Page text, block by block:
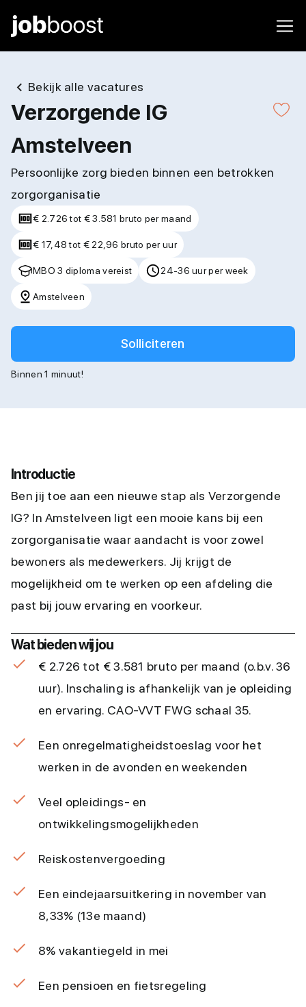
Bekijk alle vacatures
Verzorgende IG
Amstelveen
Persoonlijke zorg bieden binnen een betrokken
zorgorganisatie
€ 2.726 tot € 3.581 bruto per maand
€ 17,48 tot € 22,96 bruto per uur
MBO 3 diploma vereist 24-36 uur per week
Amstelveen
Solliciteren
Binnen 1 minuut!
Introductie
Ben jij toe aan een nieuwe stap als Verzorgende
IG? In Amstelveen ligt een mooie kans bij een
zorgorganisatie waar aandacht is voor zowel
bewoners als medewerkers. Jij krijgt de
mogelijkheid om te werken op een afdeling die
past bij jouw ervaring en voorkeur.
Wat bieden wij jou
€ 2.726 tot € 3.581 bruto per maand (o.b.v. 36
uur). Inschaling is afhankelijk van je opleiding
en ervaring. CAO-VVT FWG schaal 35.
Een onregelmatigheidstoeslag voor het
werken in de avonden en weekenden
Veel opleidings- en
ontwikkelingsmogelijkheden
Reiskostenvergoeding
Een eindejaarsuitkering in november van
8,33% (13e maand)
8% vakantiegeld in mei
Een pensioen en fietsregeling